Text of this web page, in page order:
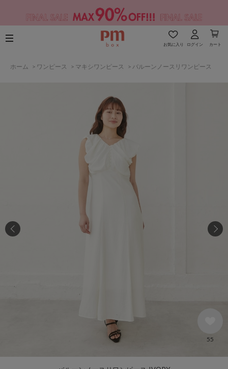
お気に入り ログイン カート
ホーム > ワンピース > マキシワンピース > バルーンノースリワンピース
55